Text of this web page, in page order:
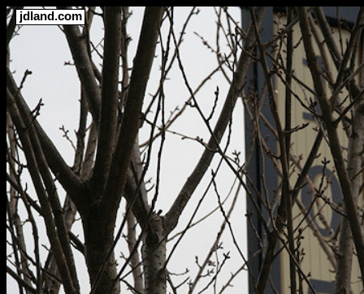
jdland.com